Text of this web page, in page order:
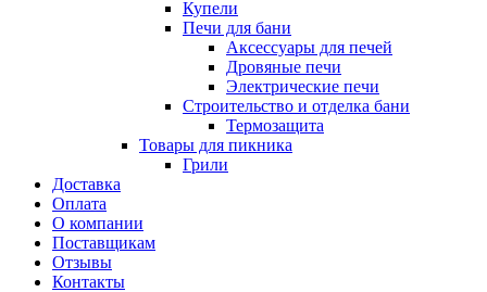
Купели
Печи для бани
Аксессуары для печей
Дровяные печи
Электрические печи
Строительство и отделка бани
Термозащита
Товары для пикника
Грили
Доставка
Оплата
О компании
Поставщикам
Отзывы
Контакты